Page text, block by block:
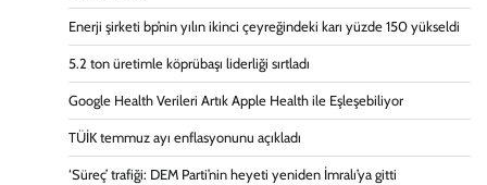
Enerji şirketi bp’nin yılın ikinci çeyreğindeki karı yüzde 150 yükseldi
5.2 ton üretimle köprübaşı liderliği sırtladı
Google Health Verileri Artık Apple Health ile Eşleşebiliyor
TÜİK temmuz ayı enflasyonunu açıkladı
‘Süreç’ trafiği: DEM Parti’nin heyeti yeniden İmralı’ya gitti